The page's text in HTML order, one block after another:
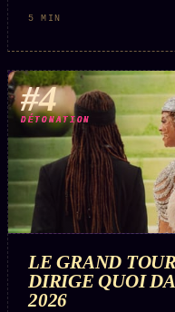
5 MIN
#4
DÉTONATION
LE GRAND
DIRIGE QUOI
2026